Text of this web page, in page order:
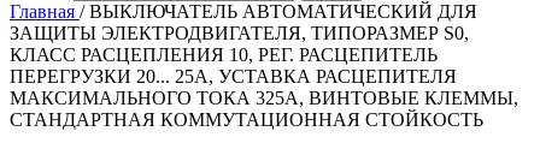
Главная /ВЫКЛЮЧАТЕЛЬ АВТОМАТИЧЕСКИЙ ДЛЯ
ЗАЩИТЫ ЭЛЕКТРОДВИГАТЕЛЯ, ТИПОРАЗМЕР S0,
КЛАСС РАСЦЕПЛЕНИЯ 10, РЕГ. РАСЦЕПИТЕЛЬ
ПЕРЕГРУЗКИ 20... 25A, УСТАВКА РАСЦЕПИТЕЛЯ
МАКСИМАЛЬНОГО ТОКА 325A, ВИНТОВЫЕ КЛЕММЫ,
СТАНДАРТНАЯ КОММУТАЦИОННАЯ СТОЙКОСТЬ